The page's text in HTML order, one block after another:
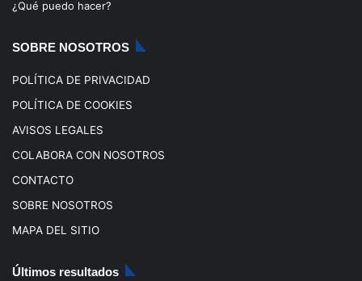
¿Qué puedo hacer?
SOBRE NOSOTROS
POLÍTICA DE PRIVACIDAD
POLÍTICA DE COOKIES
AVISOS LEGALES
COLABORA CON NOSOTROS
CONTACTO
SOBRE NOSOTROS
MAPA DEL SITIO
Últimos resultados